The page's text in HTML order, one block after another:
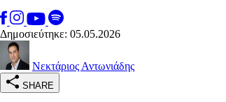
Δημοσιεύτηκε: 05.05.2026
Νεκτάριος Αντωνιάδης
SHARE